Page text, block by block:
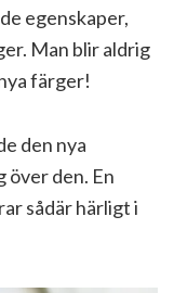
egenskaper,
Man blir aldrig
färger!
den nya
över den. En
sådär härligt i